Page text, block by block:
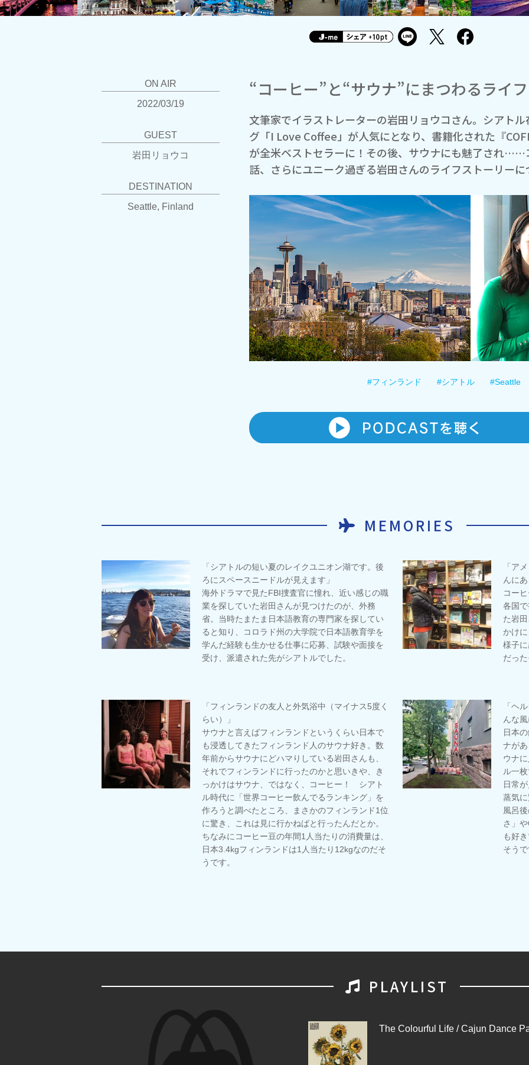
ON AIR
2022/03/19
GUEST
岩田リョウコ
DESTINATION
Seattle, Finland
“コーヒー”と“サウナ”にまつわるライフ
文筆家でイラストレーターの岩田リョウコさん。シアト
グ「I Love Coffee」が人気にとなり、書籍化された『
が全米ベストセラーに！その後、サウナにも魅了され……
話、さらにユニーク過ぎる岩田さんのライフストーリーに
#フィンランド #シアトル #Seattle
MEMORIES
「シアトルの短い夏のレイクユニオン湖です。後
ろにスペースニードルが見えます」
海外ドラマで見たFBI捜査官に憧れ、近い感じの職
業を探していた岩田さんが見つけたのが、外務
省。当時たまたま日本語教育の専門家を探してい
ると知り、コロラド州の大学院で日本語教育学を
学んだ経験も生かせる仕事に応募、試験や面接を
受け、派遣された先がシアトルでした。
「ア
んに
コー
各国
た岩
かけ
様子
だった
「フィンランドの友人と外気浴中（マイナス5度く
らい）」
サウナと言えばフィンランドというくらい日本で
も浸透してきたフィンランド人のサウナ好き。数
年前からサウナにどハマりしている岩田さんも、
それでフィンランドに行ったのかと思いきや、き
っかけはサウナ、ではなく、コーヒー！ シアト
ル時代に「世界コーヒー飲んでるランキング」を
作ろうと調べたところ、まさかのフィンランド1位
に驚き、これは見に行かねばと行ったんだとか。
ちなみにコーヒー豆の年間1人当たりの消費量は、
日本3.4kgフィンランドは1人当たり12kgなのだそ
うです。
「ヘ
んな
日本
ナが
ウナ
ル一
日常
蒸気
風呂
さ」
も好
そうで
PLAYLIST
The Colourful Life / Cajun Dance